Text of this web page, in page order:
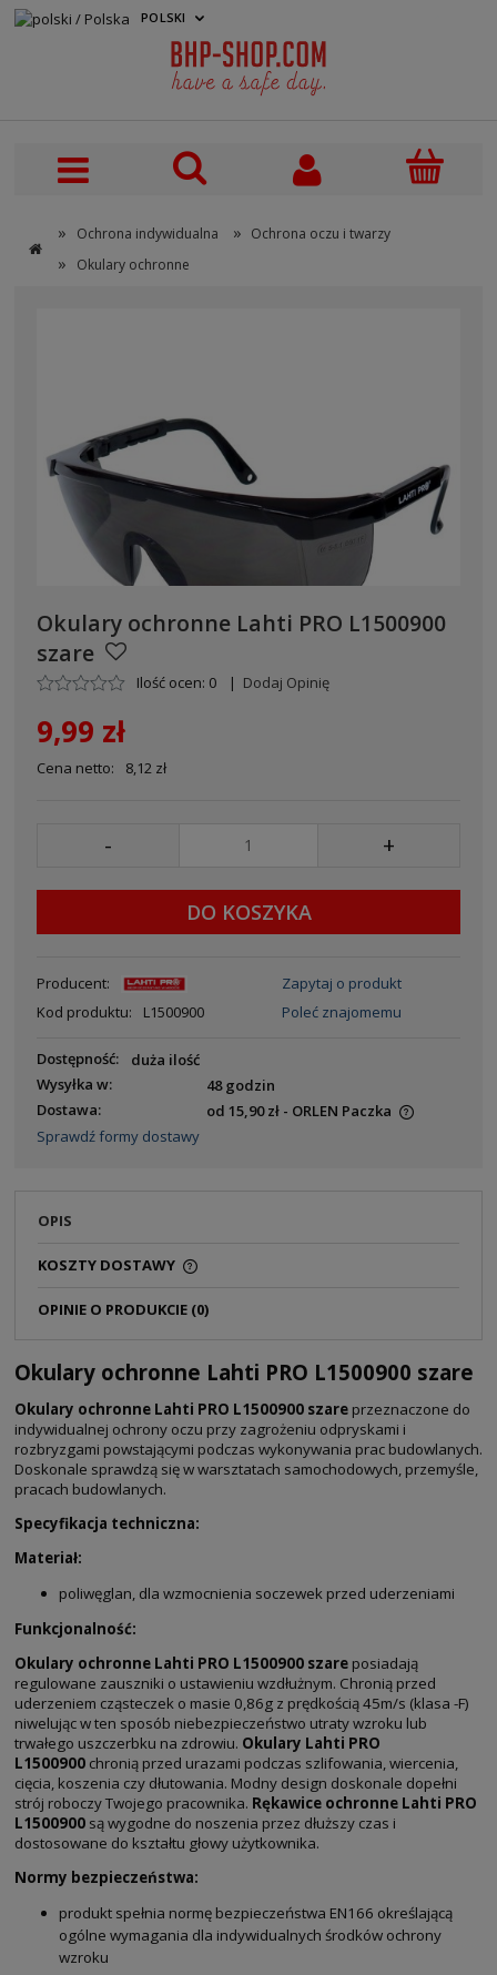
» Ochrona indywidualna » Ochrona oczu i twarzy
» Okulary ochronne
POLSKI
Okulary ochronne Lahti PRO L1500900
szare
Ilość ocen: 0 | Dodaj Opinię
9,99 zł
Cena netto: 8,12 zł
- +
DO KOSZYKA
Producent:
Kod produktu:
L1500900
Zapytaj o produkt
Poleć znajomemu
Dostępność:
duża ilość
Wysyłka w:
48 godzin
Dostawa:
od 15,90 zł - ORLEN Paczka
Sprawdź formy dostawy
OPIS
KOSZTY DOSTAWY
OPINIE O PRODUKCIE (0)
Okulary ochronne Lahti PRO L1500900 szare
Okulary ochronne Lahti PRO L1500900 szare przeznaczone do
indywidualnej ochrony oczu przy zagrożeniu odpryskami i
rozbryzgami powstającymi podczas wykonywania prac budowlanych.
Doskonale sprawdzą się w warsztatach samochodowych, przemyśle,
pracach budowlanych.
Specyfikacja techniczna:
Materiał:
poliwęglan, dla wzmocnienia soczewek przed uderzeniami
Funkcjonalność:
Okulary ochronne Lahti PRO L1500900 szare posiadają
regulowane zauszniki o ustawieniu wzdłużnym. Chronią przed
uderzeniem cząsteczek o masie 0,86g z prędkością 45m/s (klasa -F)
niwelując w ten sposób niebezpieczeństwo utraty wzroku lub
trwałego uszczerbku na zdrowiu. Okulary Lahti PRO
L1500900 chronią przed urazami podczas szlifowania, wiercenia,
cięcia, koszenia czy dłutowania. Modny design doskonale dopełni
strój roboczy Twojego pracownika. Rękawice ochronne Lahti PRO
L1500900 są wygodne do noszenia przez dłuższy czas i
dostosowane do kształtu głowy użytkownika.
Normy bezpieczeństwa:
produkt spełnia normę bezpieczeństwa EN166 określającą
ogólne wymagania dla indywidualnych środków ochrony
wzroku